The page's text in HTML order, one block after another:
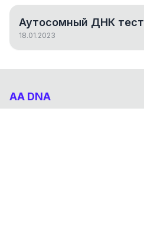
Аутосомный ДНК тест
18.01.2023
AA DNA